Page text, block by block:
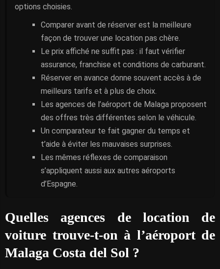
options choisies.
Comparer avant de réserver est la meilleure
façon de trouver une location pas chère.
Le prix affiché ne suffit pas : il faut vérifier
assurance, franchise et conditions de carburant.
Réserver en avance donne souvent accès à de
meilleurs tarifs et à plus de choix.
Les agences de l’aéroport de Malaga proposent
des offres très différentes selon le véhicule.
Un comparateur te fait gagner du temps et
t’aide à éviter les mauvaises surprises.
Les mêmes réflexes de comparaison
s’appliquent aussi aux autres aéroports
d’Espagne.
Quelles agences de location de
voiture trouve-t-on à l’aéroport de
Malaga Costa del Sol ?